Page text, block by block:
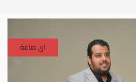
آى صاغة